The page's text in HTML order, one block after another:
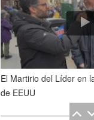
El Martirio del Líder en
de EEUU